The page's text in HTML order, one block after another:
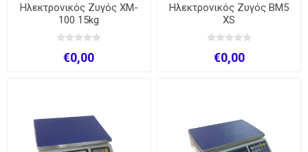
Ηλεκτρονικός Zυγός XM-
100 15kg
€0,00
Ηλεκτρονικός Ζυγός BM5
XS
€0,00